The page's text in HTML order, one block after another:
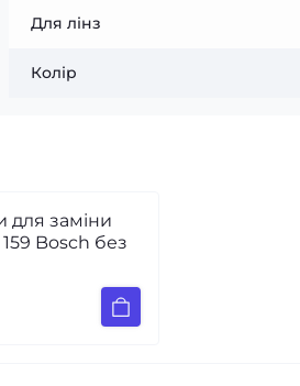
Для лінз
Колір
для заміни
Bosch без